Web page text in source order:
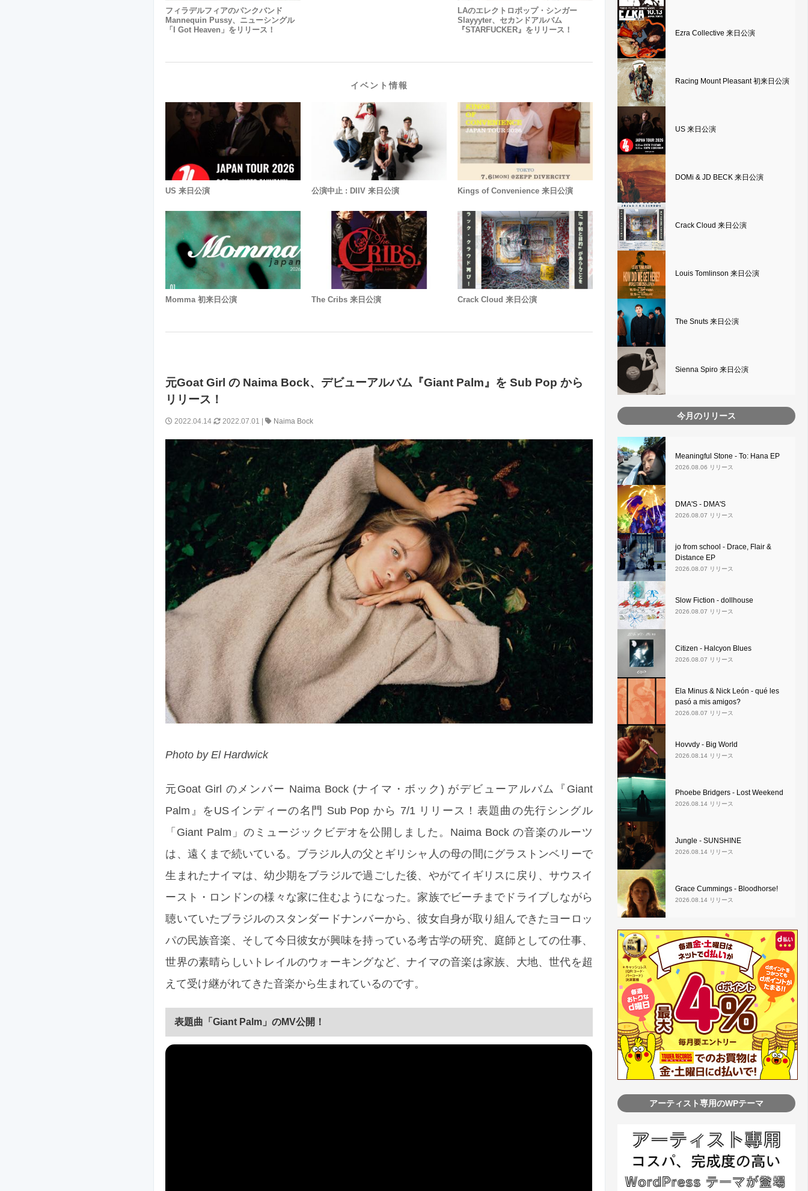
フィラデルフィアのパンクバンド
Mannequin Pussy、ニューシングル
「I Got Heaven」をリリース！
LAのエレクトロポップ・シンガー
Slayyyter、セカンドアルバム
『STARFUCKER』をリリース！
イベント情報
US 来日公演 公演中止 : DIIV 来日公演 Kings of Convenience 来日公演
Momma 初来日公演 The Cribs 来日公演 Crack Cloud 来日公演
元Goat Girl の Naima Bock、デビューアルバム『Giant Palm』を Sub Pop から
リリース！
2022.04.14 2022.07.01 | Naima Bock
Photo by El Hardwick
元Goat Girl のメンバー Naima Bock (ナイマ・ボック) がデビューアルバム『Giant
Palm』をUSインディーの名門 Sub Pop から 7/1 リリース！表題曲の先行シングル
「Giant Palm」のミュージックビデオを公開しました。Naima Bock の音楽のルーツ
は、遠くまで続いている。ブラジル人の父とギリシャ人の母の間にグラストンベリーで
生まれたナイマは、幼少期をブラジルで過ごした後、やがてイギリスに戻り、サウスイ
ースト・ロンドンの様々な家に住むようになった。家族でビーチまでドライブしながら
聴いていたブラジルのスタンダードナンバーから、彼女自身が取り組んできたヨーロッ
パの民族音楽、そして今日彼女が興味を持っている考古学の研究、庭師としての仕事、
世界の素晴らしいトレイルのウォーキングなど、ナイマの音楽は家族、大地、世代を超
えて受け継がれてきた音楽から生まれているのです。
表題曲「Giant Palm」のMV公開！
Ezra Collective 来日公演
Racing Mount Pleasant 初来日公演
US 来日公演
DOMi & JD BECK 来日公演
Crack Cloud 来日公演
Louis Tomlinson 来日公演
The Snuts 来日公演
Sienna Spiro 来日公演
今月のリリース
Meaningful Stone - To: Hana EP
2026.08.06 リリース
DMA'S - DMA'S
2026.08.07 リリース
jo from school - Drace, Flair &
Distance EP
2026.08.07 リリース
Slow Fiction - dollhouse
2026.08.07 リリース
Citizen - Halcyon Blues
2026.08.07 リリース
Ela Minus & Nick León - qué les
pasó a mis amigos?
2026.08.07 リリース
Hovvdy - Big World
2026.08.14 リリース
Phoebe Bridgers - Lost Weekend
2026.08.14 リリース
Jungle - SUNSHINE
2026.08.14 リリース
Grace Cummings - Bloodhorse!
2026.08.14 リリース
アーティスト専用のWPテーマ